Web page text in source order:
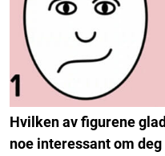
Hvilken av figurene
noe interessant om deg